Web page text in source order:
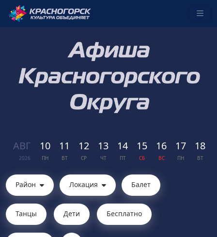
АВГ
2026
10
ПН
11
ВТ
12
СР
13
ЧТ
14
ПТ
15
СБ
16
ВС
17
ПН
18
ВТ
Район Локация Балет
Танцы Дети Бесплатно